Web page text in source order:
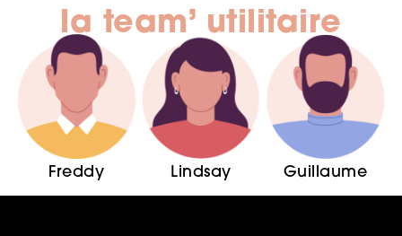
la team’ utilitaire
Freddy Lindsay Guillaume